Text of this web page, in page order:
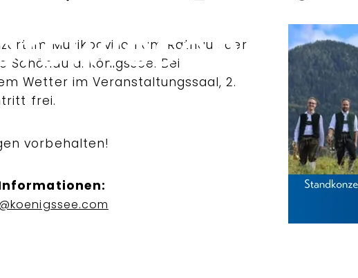
im Musikpavillon am Rathaus der
Schönau a. Königssee. Bei
Wetter im Veranstaltungssaal, 2.
frei.
vorbehalten!